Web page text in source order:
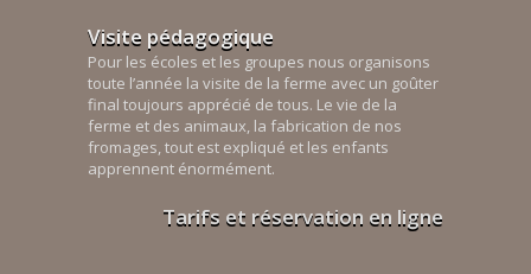
Visite pédagogique
Pour les écoles et les groupes nous organisons
toute l’année la visite de la ferme avec un goûter
final toujours apprécié de tous. Le vie de la
ferme et des animaux, la fabrication de nos
fromages, tout est expliqué et les enfants
apprennent énormément.
Tarifs et réservation en ligne